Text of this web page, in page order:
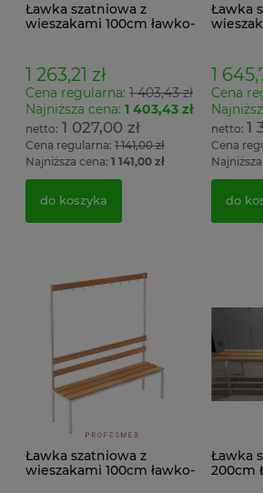
Ławka szatniowa z
wieszakami 100cm ławko-
1 263,21 zł
Cena regularna: 1 403,43 zł
Najniższa cena: 1 403,43 zł
1 027,00 zł
Cena regularna: 1 141,00 zł
Najniższa cena: 1 141,00 zł
do koszyka
Ławka
1
Cena
1
Cena
do
Ławka szatniowa z
wieszakami 100cm ławko-
Ławka
200cm